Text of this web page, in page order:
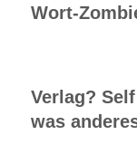
Wort-
Verlag?
was